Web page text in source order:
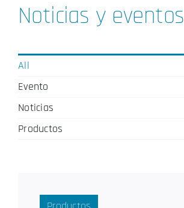
Noticias y eventos
All
Evento
Noticias
Productos